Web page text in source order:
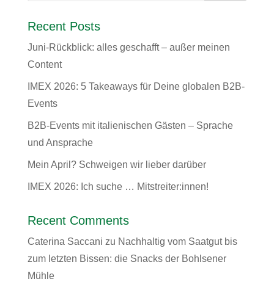
Recent Posts
Juni-Rückblick: alles geschafft – außer meinen
Content
IMEX 2026: 5 Takeaways für Deine globalen B2B-
Events
B2B-Events mit italienischen Gästen – Sprache
und Ansprache
Mein April? Schweigen wir lieber darüber
IMEX 2026: Ich suche … Mitstreiter:innen!
Recent Comments
Caterina Saccani zu Nachhaltig vom Saatgut bis
zum letzten Bissen: die Snacks der Bohlsener
Mühle